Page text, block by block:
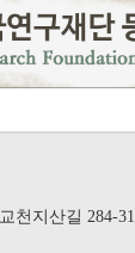
천지산길 284-31